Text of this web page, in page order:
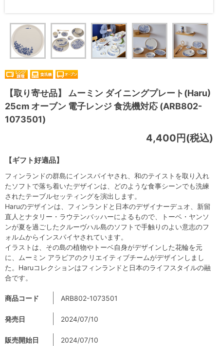
【取り寄せ品】 ムーミン ダイニングプレート(Haru)
25cm オーブン 電子レンジ 食洗機対応 (ARB802-
1073501)
【ギフト好適品】
4,400円(税込)
商品コード ARB802-1073501
発売日 2024/07/10
販売開始日 2024/07/10
フィンランドの群島にインスパイヤされ、和のテイストを取り入れ
たソフトで落ち着いたデザインは、どのような食事シーンでも洗練
されたテーブルセッティングを演出します。
Haruのデザインは、フィンランドと日本のデザイナーデュオ、新留
直人とナタリー・ラウテンバッハーによるもので、トーベ・ヤンソ
ンが夏を過ごしたクルーヴハル島のソフトで手触りのよい意志のフ
ォルムからインスパイヤされています。
イラストは、その島の植物やトーベ自身がデザインした花輪を元
に、ムーミン アラビアのクリエイティブチームがデザインしまし
た。Haruコレクションはフィンランドと日本のライフスタイルの融
合です。